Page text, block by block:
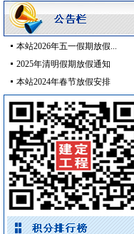
复合木地板 [采购中]
钢管
抛光砖石 [采购中]
电线电缆 [采购中]
通风设备 [采购中]
低压电器
[采购中]
供水设备 [采购中]
PVC窗帘 [采购中]
变配电 [采购中]
防雷接地 [采购中]
油漆涂料 [采购中]
电梯空调系统 [采购中]
电器开关 [采购中]
本站2026年五一假期放假...
2025年清明假期放假通知
本站2024年春节放假安排